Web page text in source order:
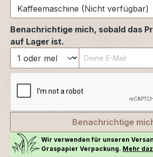
Benachrichtige mich, sobald das
auf Lager ist.
Deine E-Mail
Benachrichtige
Wir verwenden für unseren
Graspapier Verpackung. Mehr